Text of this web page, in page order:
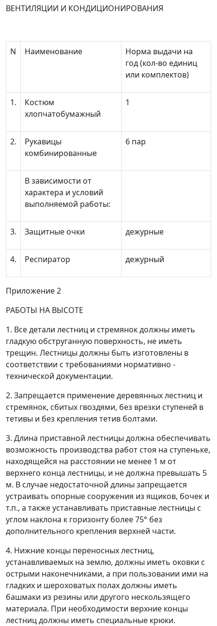
ВЕНТИЛЯЦИИ И КОНДИЦИОНИРОВАНИЯ
N Наименование
Норма выдачи на
год (кол-во единиц
или комплектов)
1.
Костюм
хлопчатобумажный
1
2.
Рукавицы
комбинированные
6 пар
В зависимости от
характера и условий
выполняемой работы:
3. Защитные очки дежурные
4. Респиратор дежурный
Приложение 2
РАБОТЫ НА ВЫСОТЕ
1. Все детали лестниц и стремянок должны иметь
гладкую обструганную поверхность, не иметь
трещин. Лестницы должны быть изготовлены в
соответствии с требованиями нормативно -
технической документации.
2. Запрещается применение деревянных лестниц и
стремянок, сбитых гвоздями, без врезки ступеней в
тетивы и без крепления тетив болтами.
3. Длина приставной лестницы должна обеспечивать
возможность производства работ стоя на ступеньке,
находящейся на расстоянии не менее 1 м от
верхнего конца лестницы, и не должна превышать 5
м. В случае недостаточной длины запрещается
устраивать опорные сооружения из ящиков, бочек и
т.п., а также устанавливать приставные лестницы с
углом наклона к горизонту более 75° без
дополнительного крепления верхней части.
4. Нижние концы переносных лестниц,
устанавливаемых на землю, должны иметь оковки с
острыми наконечниками, а при пользовании ими на
гладких и шероховатых полах должны иметь
башмаки из резины или другого нескользящего
материала. При необходимости верхние концы
лестниц должны иметь специальные крюки.